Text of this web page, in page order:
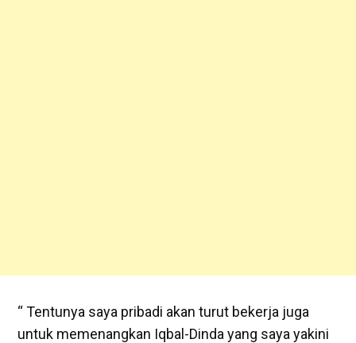
“ Tentunya saya pribadi akan turut bekerja juga
untuk memenangkan Iqbal-Dinda yang saya yakini